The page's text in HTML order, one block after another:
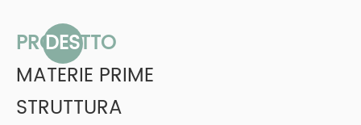
PROGETTO
MATERIE PRIME
STRUTTURA